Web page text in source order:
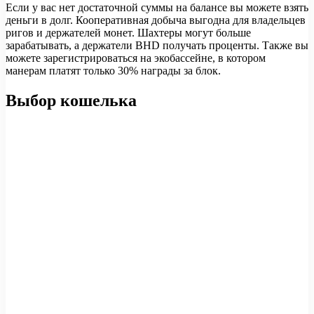
Если у вас нет достаточной суммы на балансе вы можете взять
деньги в долг. Кооперативная добыча выгодна для владельцев
ригов и держателей монет. Шахтеры могут больше
зарабатывать, а держатели BHD получать проценты. Также вы
можете зарегистрироваться на экобассейне, в котором
манерам платят только 30% награды за блок.
Выбор кошелька